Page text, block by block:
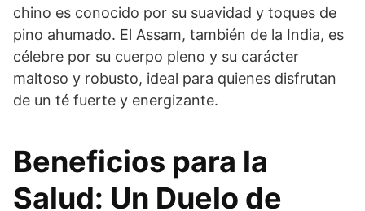
chino es conocido por su suavidad y toques de
pino ahumado. El Assam, también de la India, es
célebre por su cuerpo pleno y su carácter
maltoso y robusto, ideal para quienes disfrutan
de un té fuerte y energizante.
Beneficios para la
Salud: Un Duelo de